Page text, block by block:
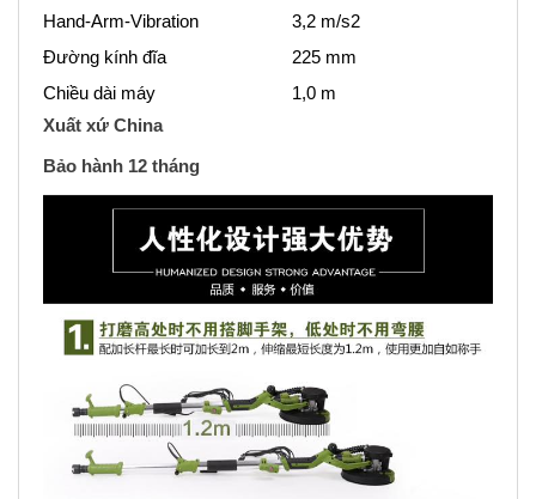
Hand-Arm-Vibration
3,2 m/s2
Đường kính đĩa
225 mm
Chiều dài máy
1,0 m
Xuất xứ China
Bảo hành 12 tháng